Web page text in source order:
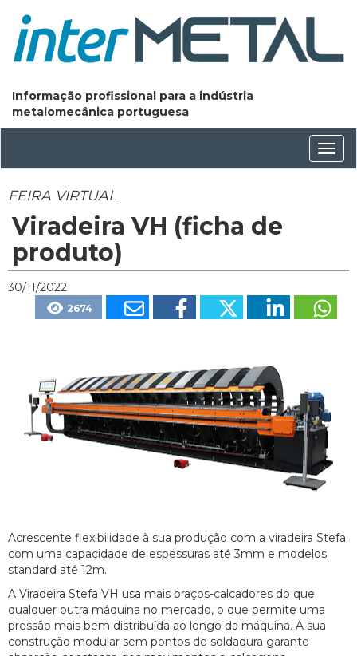
Informação profissional para a indústria
metalomecânica portuguesa
FEIRA VIRTUAL
Viradeira VH (ficha de
produto)
30/11/2022
2674
Acrescente flexibilidade à sua produção com a viradeira Stefa
com uma capacidade de espessuras até 3mm e modelos
standard até 12m.
A Viradeira Stefa VH usa mais braços-calcadores do que
qualquer outra máquina no mercado, o que permite uma
pressão mais bem distribuída ao longo da máquina. A sua
construção modular sem pontos de soldadura garante